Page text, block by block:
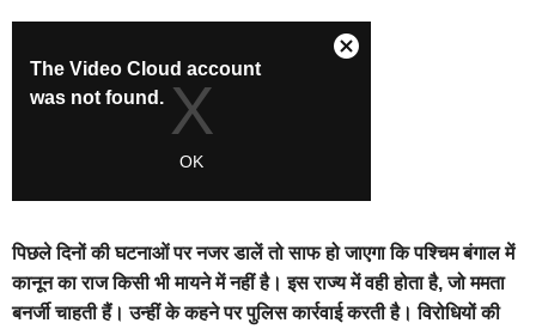
पिछले दिनों की घटनाओं पर नजर डालें तो साफ हो जाएगा कि पश्चिम बंगाल में
कानून का राज किसी भी मायने में नहीं है। इस राज्य में वही होता है, जो ममता
बनर्जी चाहती हैं। उन्हीं के कहने पर पुलिस कार्रवाई करती है। विरोधियों की